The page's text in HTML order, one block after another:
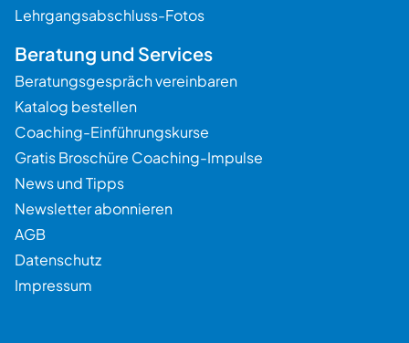
Lehrgangsabschluss-Fotos
Beratung und Services
Beratungsgespräch vereinbaren
Katalog bestellen
Coaching-Einführungskurse
Gratis Broschüre Coaching-Impulse
News und Tipps
Newsletter abonnieren
AGB
Datenschutz
Impressum